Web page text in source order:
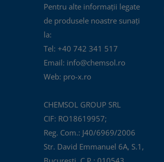
Pentru alte informații legate
de produsele noastre sunați
la:
Tel: +40 742 341 517
Email: info@chemsol.ro
Web: pro-x.ro
CHEMSOL GROUP SRL
CIF: RO18619957;
Reg. Com.: J40/6969/2006
Str. David Emmanuel 6A, S.1,